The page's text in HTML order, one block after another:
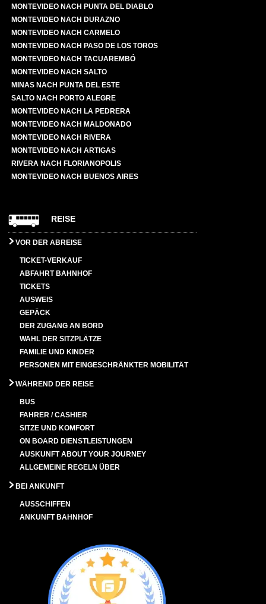
MONTEVIDEO NACH PUNTA DEL DIABLO
MONTEVIDEO NACH DURAZNO
MONTEVIDEO NACH CARMELO
MONTEVIDEO NACH PASO DE LOS TOROS
MONTEVIDEO NACH TACUAREMBÓ
MONTEVIDEO NACH SALTO
MINAS NACH PUNTA DEL ESTE
SALTO NACH PORTO ALEGRE
MONTEVIDEO NACH LA PEDRERA
MONTEVIDEO NACH MALDONADO
MONTEVIDEO NACH RIVERA
MONTEVIDEO NACH ARTIGAS
RIVERA NACH FLORIANOPOLIS
MONTEVIDEO NACH BUENOS AIRES
REISE
VOR DER ABREISE
TICKET-VERKAUF
ABFAHRT BAHNHOF
TICKETS
AUSWEIS
GEPÄCK
DER ZUGANG AN BORD
WAHL DER SITZPLÄTZE
FAMILIE UND KINDER
PERSONEN MIT EINGESCHRÄNKTER MOBILITÄT
WÄHREND DER REISE
BUS
FAHRER / CASHIER
SITZE UND KOMFORT
ON BOARD DIENSTLEISTUNGEN
AUSKUNFT ABOUT YOUR JOURNEY
ALLGEMEINE REGELN ÜBER
BEI ANKUNFT
AUSSCHIFFEN
ANKUNFT BAHNHOF